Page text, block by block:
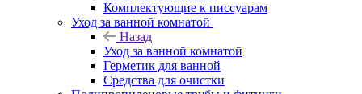
Комплектующие к писсуарам
Уход за ванной комнатой
Назад
Уход за ванной комнатой
Герметик для ванной
Средства для очистки